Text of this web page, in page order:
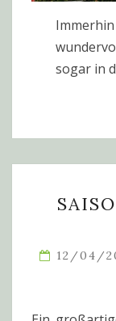
sogar in
12/04/